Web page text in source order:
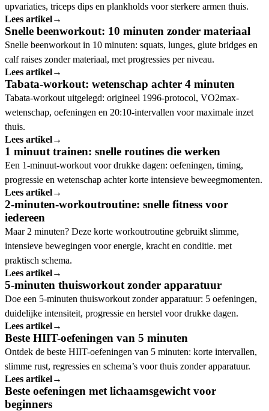
upvariaties, triceps dips en plankholds voor sterkere armen thuis.
Lees artikel→
Snelle beenworkout: 10 minuten zonder materiaal
Snelle beenworkout in 10 minuten: squats, lunges, glute bridges en
calf raises zonder materiaal, met progressies per niveau.
Lees artikel→
Tabata-workout: wetenschap achter 4 minuten
Tabata-workout uitgelegd: origineel 1996-protocol, VO2max-
wetenschap, oefeningen en 20:10-intervallen voor maximale inzet
thuis.
Lees artikel→
1 minuut trainen: snelle routines die werken
Een 1-minuut-workout voor drukke dagen: oefeningen, timing,
progressie en wetenschap achter korte intensieve beweegmomenten.
Lees artikel→
2-minuten-workoutroutine: snelle fitness voor
iedereen
Maar 2 minuten? Deze korte workoutroutine gebruikt slimme,
intensieve bewegingen voor energie, kracht en conditie. met
praktisch schema.
Lees artikel→
5-minuten thuisworkout zonder apparatuur
Doe een 5-minuten thuisworkout zonder apparatuur: 5 oefeningen,
duidelijke intensiteit, progressie en herstel voor drukke dagen.
Lees artikel→
Beste HIIT-oefeningen van 5 minuten
Ontdek de beste HIIT-oefeningen van 5 minuten: korte intervallen,
slimme rust, regressies en schema’s voor thuis zonder apparatuur.
Lees artikel→
Beste oefeningen met lichaamsgewicht voor
beginners